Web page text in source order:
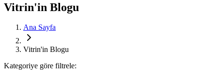
Vitrin'in Blogu
Ana Sayfa
Vitrin'in Blogu
Kategoriye göre filtrele: